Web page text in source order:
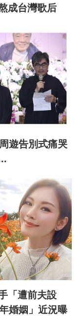
成台灣歌后
遊告別式痛哭
「遭前夫設
婚姻」近況曝